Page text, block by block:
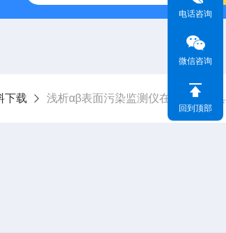
下载 浅析αβ表面污染监测仪在多行业的
电话咨询
微信咨询
回到顶部